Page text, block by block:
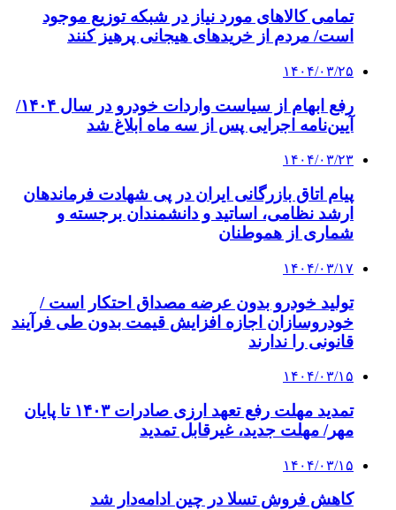
تمامی کالاهای مورد نیاز در شبکه توزیع موجود
است/ مردم از خریدهای هیجانی پرهیز کنند
۱۴۰۴/۰۳/۲۵
رفع ابهام از سیاست واردات خودرو در سال ۱۴۰۴/
آیین‌نامه اجرایی پس از سه ماه ابلاغ شد
۱۴۰۴/۰۳/۲۳
پیام اتاق بازرگانی ایران در پی شهادت فرماندهان
ارشد نظامی، اساتید و دانشمندان برجسته و
شماری از هموطنان
۱۴۰۴/۰۳/۱۷
تولید خودرو بدون عرضه مصداق احتکار است /
خودروسازان اجازه افزایش قیمت بدون طی فرآیند
قانونی را ندارند
۱۴۰۴/۰۳/۱۵
تمدید مهلت رفع تعهد ارزی صادرات ۱۴۰۳ تا پایان
مهر/ مهلت جدید، غیرقابل تمدید
۱۴۰۴/۰۳/۱۵
کاهش فروش تسلا در چین ادامه‌دار شد